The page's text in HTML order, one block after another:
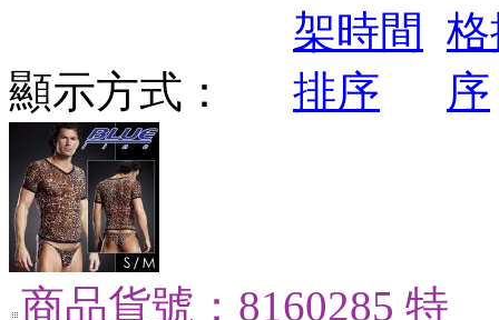
顯示方式：
商品貨號：8160285 特